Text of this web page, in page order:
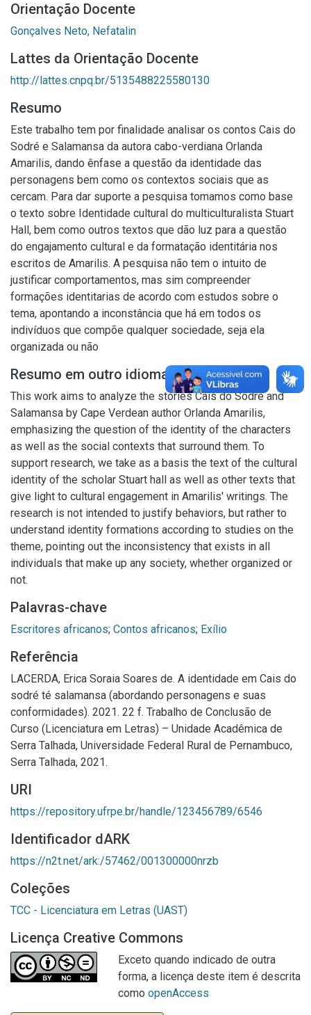
Orientação Docente
Gonçalves Neto, Nefatalin
Lattes da Orientação Docente
http://lattes.cnpq.br/5135488225580130
Resumo
Este trabalho tem por finalidade analisar os contos Cais do
Sodré e Salamansa da autora cabo-verdiana Orlanda
Amarilis, dando ênfase a questão da identidade das
personagens bem como os contextos sociais que as
cercam. Para dar suporte a pesquisa tomamos como base
o texto sobre Identidade cultural do multiculturalista Stuart
Hall, bem como outros textos que dão luz para a questão
do engajamento cultural e da formatação identitária nos
escritos de Amarilis. A pesquisa não tem o intuito de
justificar comportamentos, mas sim compreender
formações identitarias de acordo com estudos sobre o
tema, apontando a inconstância que há em todos os
indivíduos que compõe qualquer sociedade, seja ela
organizada ou não
Resumo em outro idioma
This work aims to analyze the stories Cais do Sodré and
Salamansa by Cape Verdean author Orlanda Amarilis,
emphasizing the question of the identity of the characters
as well as the social contexts that surround them. To
support research, we take as a basis the text of the cultural
identity of the scholar Stuart hall as well as other texts that
give light to cultural engagement in Amarilis' writings. The
research is not intended to justify behaviors, but rather to
understand identity formations according to studies on the
theme, pointing out the inconsistency that exists in all
individuals that make up any society, whether organized or
not.
Palavras-chave
Escritores africanos; Contos africanos; Exílio
Referência
LACERDA, Erica Soraia Soares de. A identidade em Cais do
sodré té salamansa (abordando personagens e suas
conformidades). 2021. 22 f. Trabalho de Conclusão de
Curso (Licenciatura em Letras) – Unidade Acadêmica de
Serra Talhada, Universidade Federal Rural de Pernambuco,
Serra Talhada, 2021.
URI
https://repository.ufrpe.br/handle/123456789/6546
Identificador dARK
https://n2t.net/ark:/57462/001300000nrzb
Coleções
TCC - Licenciatura em Letras (UAST)
Licença Creative Commons
Exceto quando indicado de outra
forma, a licença deste item é descrita
como openAccess